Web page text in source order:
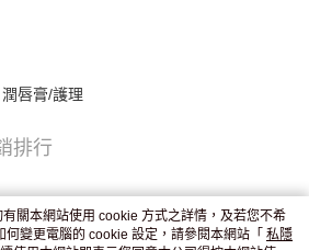
後2-4個工作天到店，7天內取。逾期後
潤唇膏/護理
排行
關本網站使用 cookie 方式之詳情，及若您不希
變更電腦的 cookie 設定，請參閱本網站「 私隱